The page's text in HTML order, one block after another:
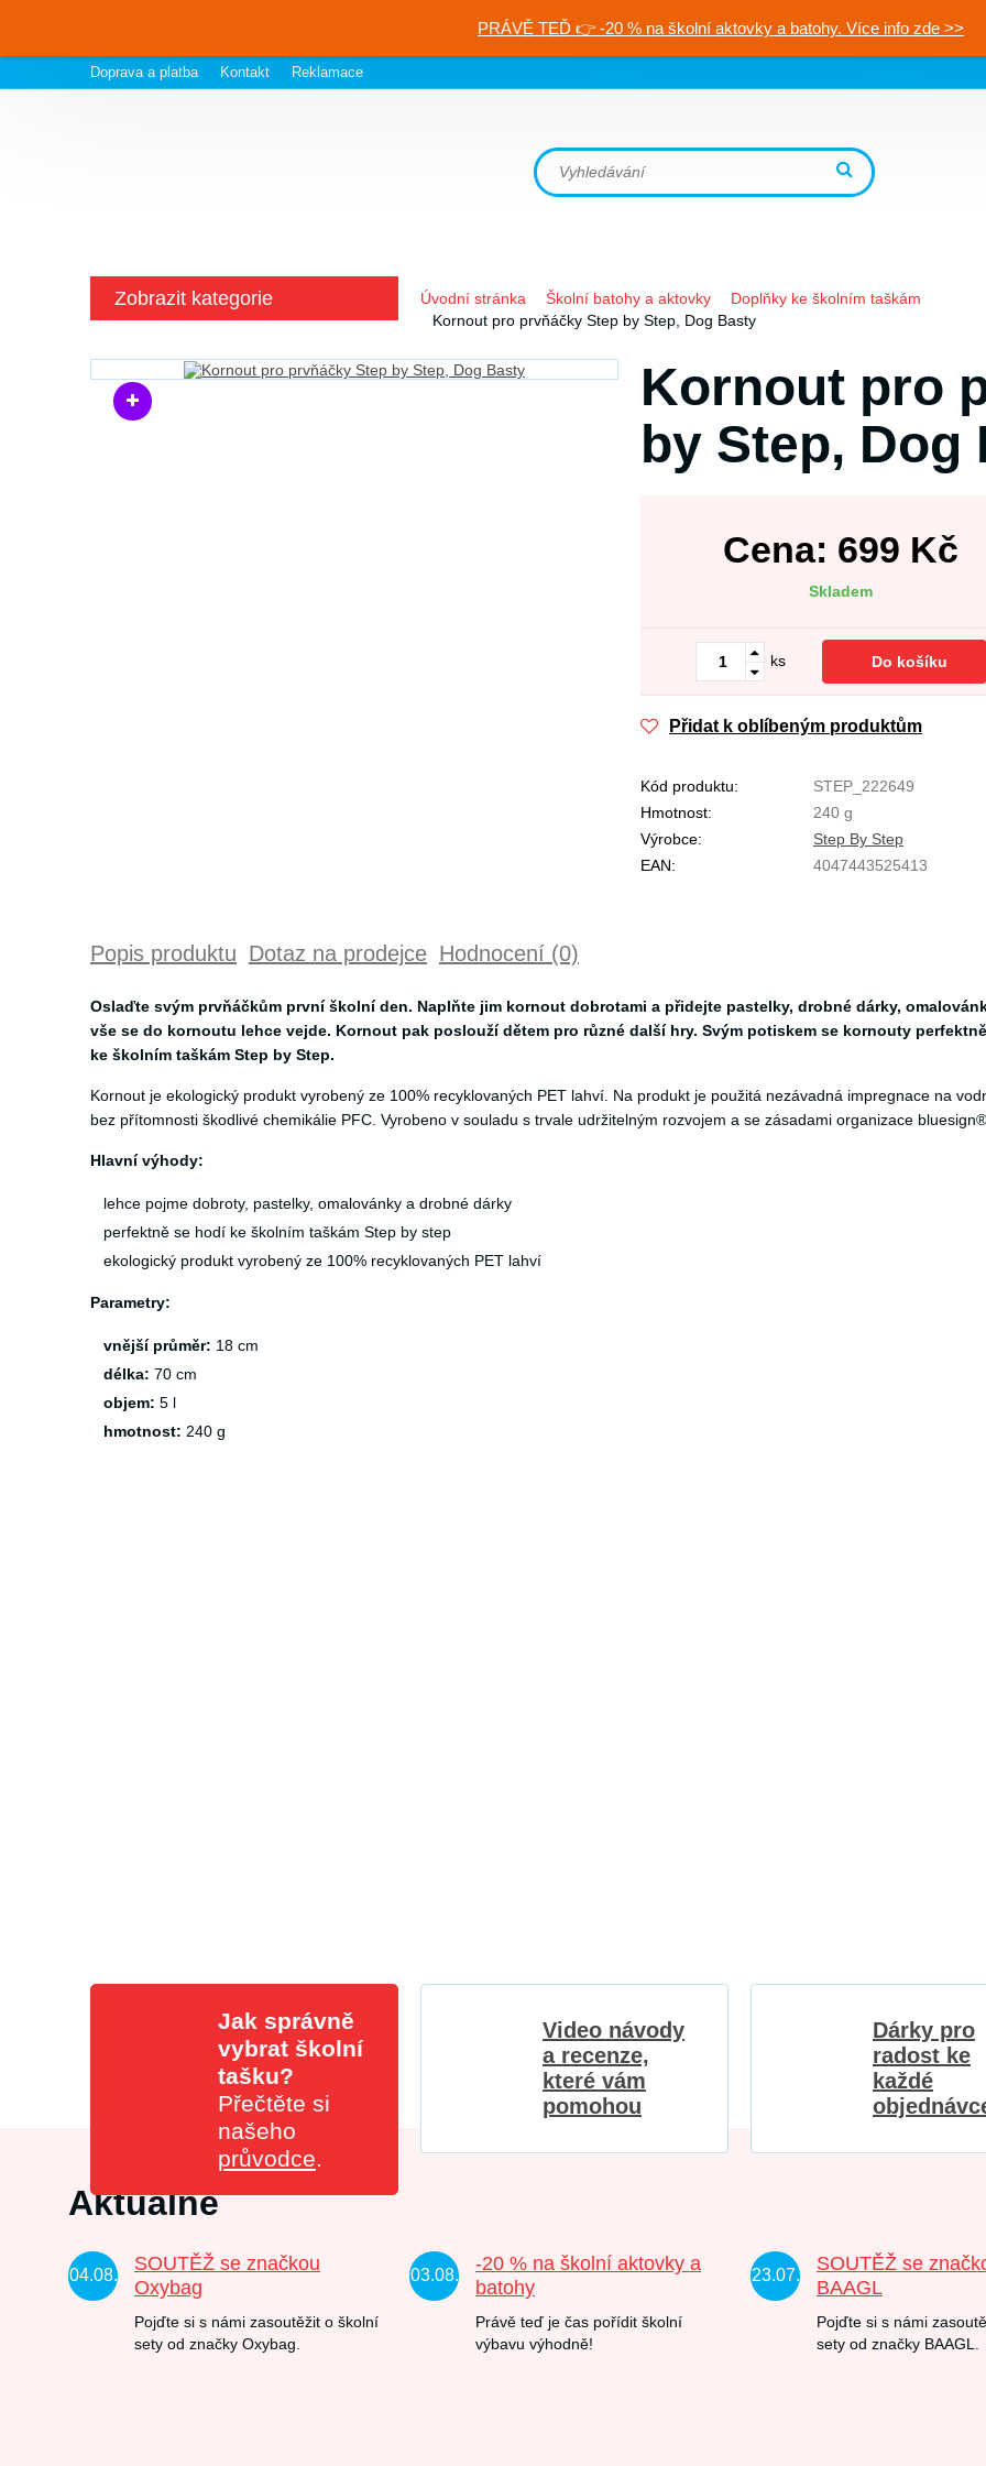
PRÁVĚ TEĎ 👉 -20 % na školní aktovky a batohy. Více info zde >>
Doprava a platba Kontakt Reklamace
Zobrazit kategorie Úvodní stránka Školní batohy a aktovky
Doplňky ke školním taškám
Kornout pro prvňáčky Step by Step, Dog Basty
Kornout pro
by Step, Dog
Cena: 699 Kč
Skladem
ks Do košíku
Přidat k oblíbeným produktům
Kód produktu:
STEP_222649
Hmotnost:
240 g
Výrobce:
Step By Step
EAN:
4047443525413
Popis produktu Dotaz na prodejce Hodnocení (0)
Oslaďte svým prvňáčkům první školní den. Naplňte jim kornout dobrotami a přidejte pastelky, drobné dárky,
vše se do kornoutu lehce vejde. Kornout pak poslouží dětem pro různé další hry. Svým potiskem se kornouty
ke školním taškám Step by Step.
Kornout je ekologický produkt vyrobený ze 100% recyklovaných PET lahví. Na produkt je použitá nezávadná impregnace na
bez přítomnosti škodlivé chemikálie PFC. Vyrobeno v souladu s trvale udržitelným rozvojem a se zásadami organizace bluesign®.
Hlavní výhody:
lehce pojme dobroty, pastelky, omalovánky a drobné dárky
perfektně se hodí ke školním taškám Step by step
ekologický produkt vyrobený ze 100% recyklovaných PET lahví
Parametry:
vnější průměr: 18 cm
délka: 70 cm
objem: 5 l
hmotnost: 240 g
Jak správně
vybrat školní
tašku?
Přečtěte si
našeho
průvodce
Video návody
a recenze,
které vám
pomohou
Dárky pro
radost ke
každé
Aktuálně
04.08.
SOUTĚŽ se značkou
Oxybag
Pojďte si s námi zasoutěžit o školní
sety od značky Oxybag.
03.08.
-20 % na školní aktovky a
batohy
Právě teď je čas pořídit školní
výbavu výhodně!
23.07.
SOUTĚŽ se
BAAGL
Pojďte si s námi
sety od značky BAAGL.